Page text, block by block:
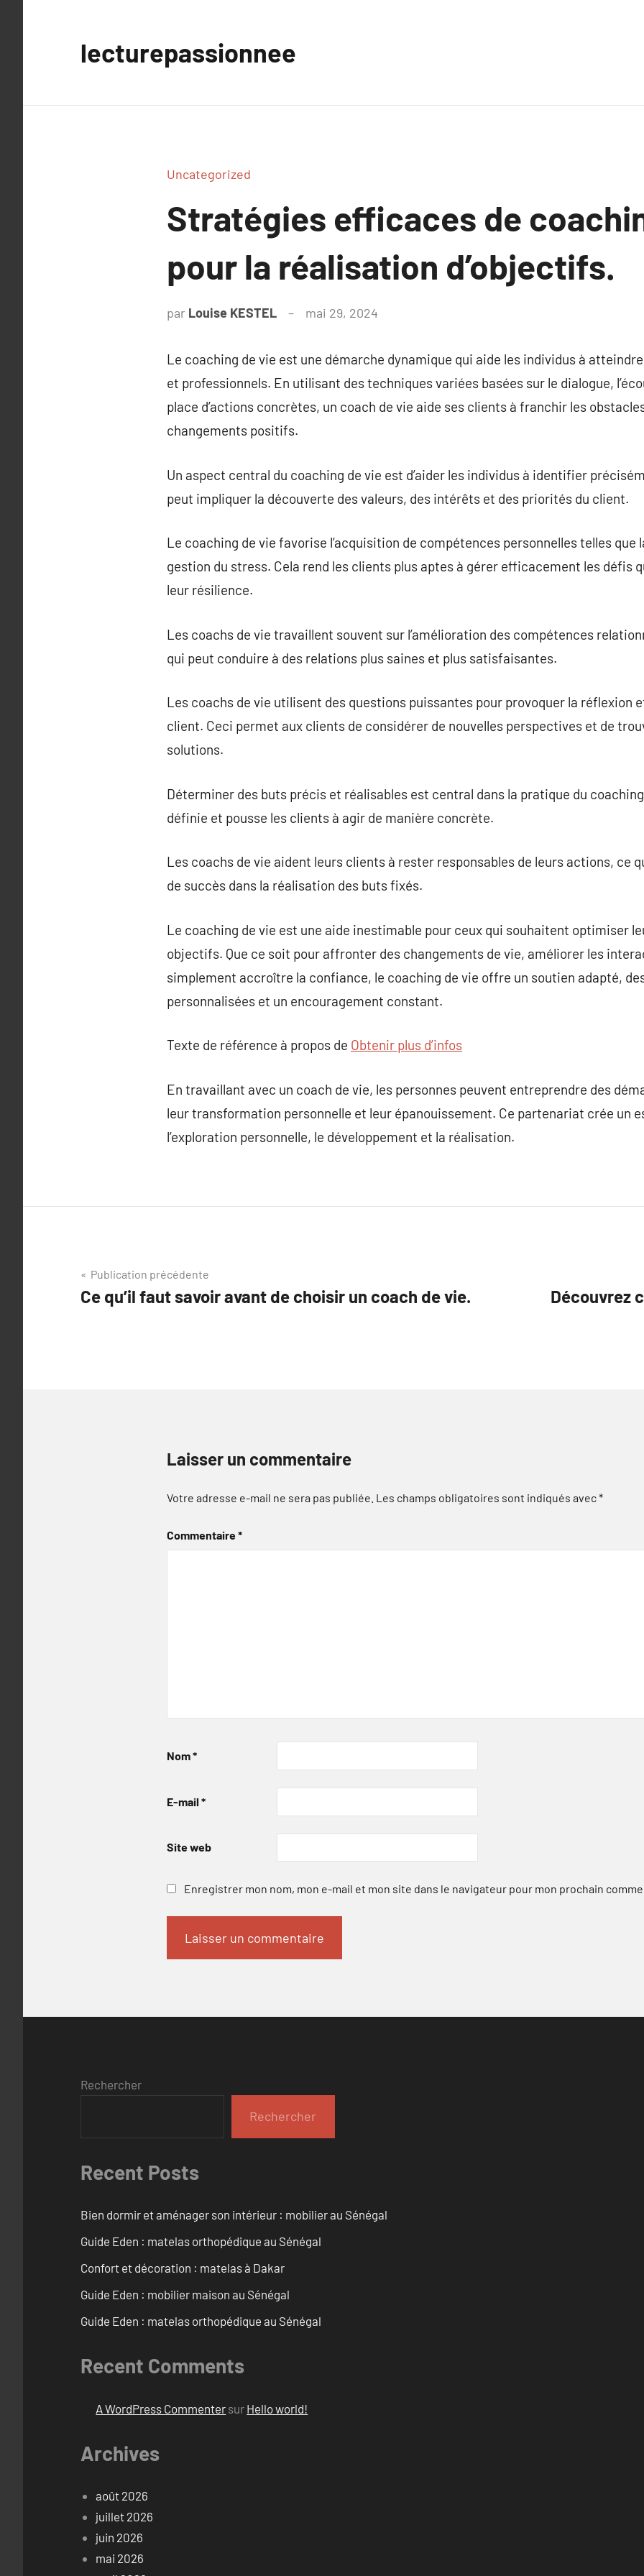
lecturepassionnee
Uncategorized
Stratégies efficaces de
pour la réalisation d’objectifs.
par Louise KESTEL mai 29, 2024
Le coaching de vie est une démarche dynamique qui aide les individus à
et professionnels. En utilisant des techniques variées basées sur le dialogue,
place d’actions concrètes, un coach de vie aide ses clients à franchir les
changements positifs.
Un aspect central du coaching de vie est d’aider les individus à identifier
peut impliquer la découverte des valeurs, des intérêts et des priorités du client.
Le coaching de vie favorise l’acquisition de compétences personnelles telles que
gestion du stress. Cela rend les clients plus aptes à gérer efficacement les défis
leur résilience.
Les coachs de vie travaillent souvent sur l’amélioration des compétences
qui peut conduire à des relations plus saines et plus satisfaisantes.
Les coachs de vie utilisent des questions puissantes pour provoquer la réflexion
client. Ceci permet aux clients de considérer de nouvelles perspectives et de
solutions.
Déterminer des buts précis et réalisables est central dans la pratique du
définie et pousse les clients à agir de manière concrète.
Les coachs de vie aident leurs clients à rester responsables de leurs actions, ce
de succès dans la réalisation des buts fixés.
Le coaching de vie est une aide inestimable pour ceux qui souhaitent optimiser
objectifs. Que ce soit pour affronter des changements de vie, améliorer les
simplement accroître la confiance, le coaching de vie offre un soutien adapté,
personnalisées et un encouragement constant.
Texte de référence à propos de Obtenir plus d’infos
En travaillant avec un coach de vie, les personnes peuvent entreprendre des
leur transformation personnelle et leur épanouissement. Ce partenariat crée un
l’exploration personnelle, le développement et la réalisation.
Navigation
de
Publication précédente
Ce qu’il faut savoir avant de choisir un coach de vie.
Découvrez
Laisser un commentaire
Votre adresse e-mail ne sera pas publiée. Les champs obligatoires sont indiqués avec*
Commentaire*
Nom*
E-mail *
Site web
Enregistrer mon nom, mon e-mail et mon site dans le navigateur pour mon prochain
Rechercher
Rechercher
Recent Posts
Bien dormir et aménager son intérieur : mobilier au Sénégal
Guide Eden : matelas orthopédique au Sénégal
Confort et décoration : matelas à Dakar
Guide Eden : mobilier maison au Sénégal
Guide Eden : matelas orthopédique au Sénégal
Recent Comments
A WordPress Commenter sur Hello world!
Archives
août 2026
juillet 2026
juin 2026
mai 2026